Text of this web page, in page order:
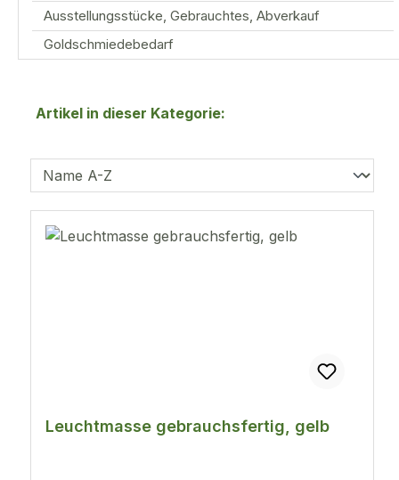
Ausstellungsstücke, Gebrauchtes, Abverkauf
Goldschmiedebedarf
Artikel in dieser Kategorie:
Leuchtmasse gebrauchsfertig, gelb